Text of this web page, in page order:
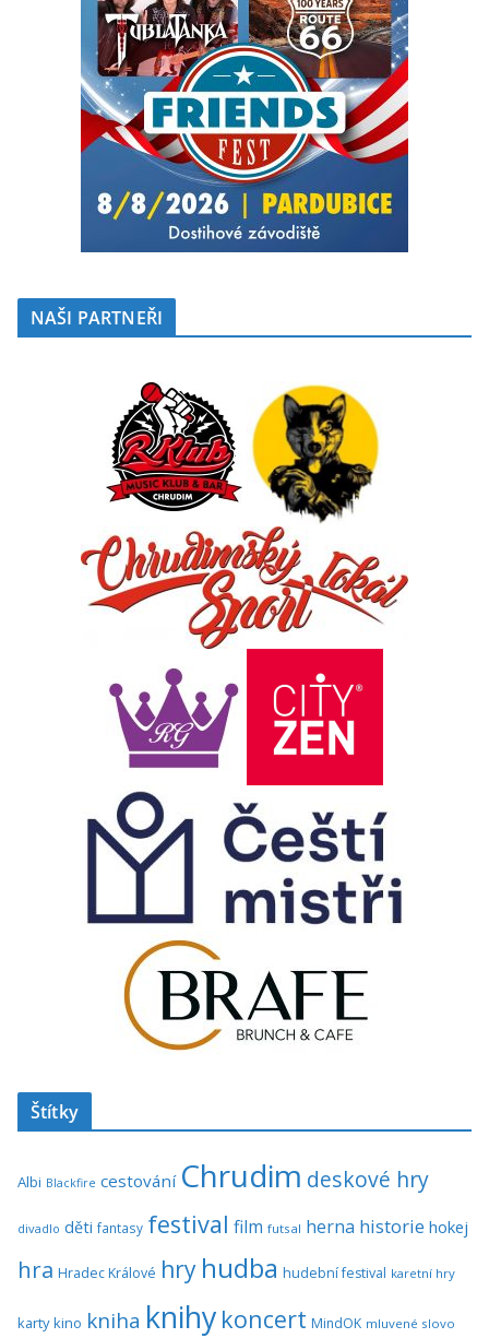
NAŠI PARTNEŘI
Štítky
Albi Blackfire cestování Chrudim deskové hry
divadlo děti fantasy festival film futsal herna historie hokej
hra Hradec Králové hry hudba hudební festival karetní hry
karty kino kniha knihy koncert MindOK mluvené slovo